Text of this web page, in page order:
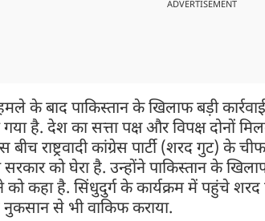
ADVERTISEMENT
के बाद पाकिस्तान के खिलाफ बड़ी
है. देश का सत्ता पक्ष और विपक्ष दोनों
बीच राष्ट्रवादी कांग्रेस पार्टी (शरद गुट)
को घेरा है. उन्होंने पाकिस्तान के
कहा है. सिंधुदुर्ग के कार्यक्रम में पहुंचे
नुकसान से भी वाकिफ कराया.